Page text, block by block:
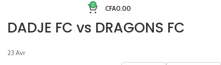
0 CFA0.00
DADJE FC vs DRAGONS FC
23 Avr